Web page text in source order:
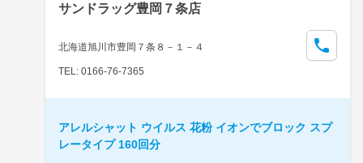
サンドラッグ豊岡７条店
北海道旭川市豊岡７条８－１－４
TEL: 0166-76-7365
アレルシャット ウイルス 花粉 イオンでブロック スプ
レータイプ 160回分